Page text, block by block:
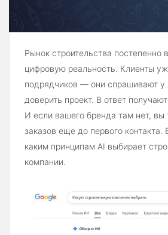
Рынок строительства постепенно
цифровую реальность. Клиенты
подрядчиков — они спрашивают
доверить проект. В ответ
И если вашего бренда там нет, вы
заказов еще до первого контакта.
каким принципам AI выбирает
компании.